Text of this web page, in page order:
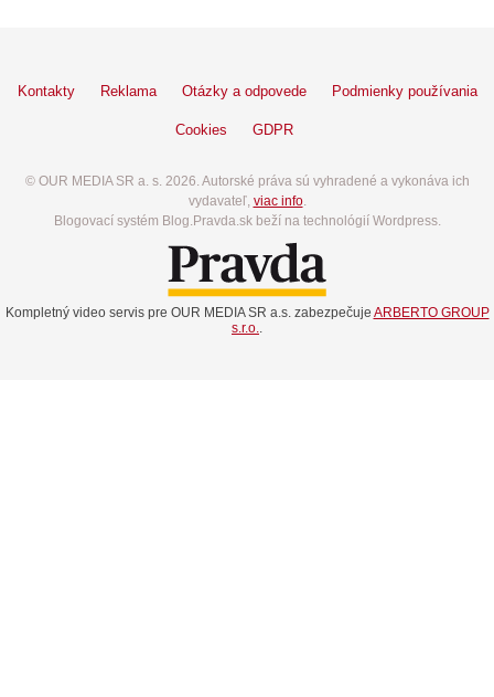
Kontakty Reklama Otázky a odpovede Podmienky používania
Cookies GDPR
© OUR MEDIA SR a. s. 2026. Autorské práva sú vyhradené a vykonáva ich
vydavateľ, viac info.
Blogovací systém Blog.Pravda.sk beží na technológií Wordpress.
Kompletný video servis pre OUR MEDIA SR a.s. zabezpečuje ARBERTO GROUP
s.r.o.